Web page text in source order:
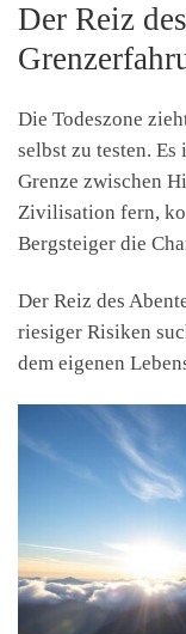
Der Reiz
Die Todeszone
selbst zu testen.
Grenze zwischen
Zivilisation fern,
Bergsteiger die
Der Reiz des
riesiger Risiken
dem eigenen